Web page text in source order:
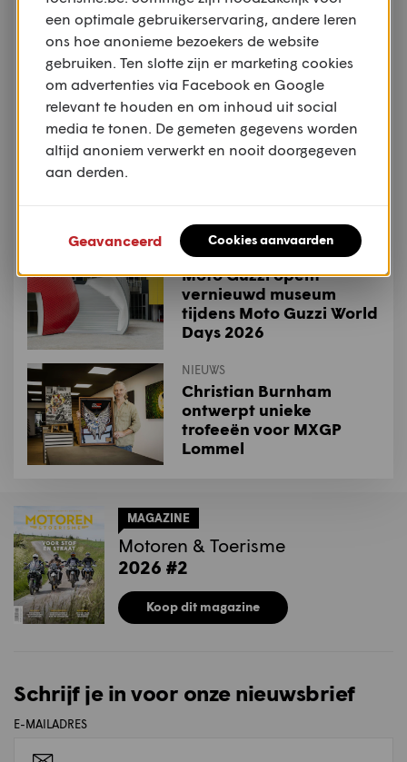
NIEUWS
Industrienieuws: Ducati
investeert 121 miljoen
euro in onderzoek en
ontwikkeling
NIEUWS
Dealernieuws: Joramo
NIEUWS
Moto Guzzi opent
vernieuwd museum
tijdens Moto Guzzi World
Days 2026
NIEUWS
Christian Burnham
ontwerpt unieke
trofeeën voor MXGP
Lommel
MAGAZINE
Motoren & Toerisme
2026 #2
Koop dit magazine
Schrijf je in voor onze nieuwsbrief
E-MAILADRES
een optimale gebruikerservaring, andere leren
ons hoe anonieme bezoekers de website
gebruiken. Ten slotte zijn er marketing cookies
om advertenties via Facebook en Google
relevant te houden en om inhoud uit social
media te tonen. De gemeten gegevens worden
altijd anoniem verwerkt en nooit doorgegeven
aan derden.
Geavanceerd Cookies aanvaarden